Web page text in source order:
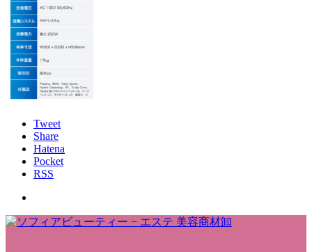
Tweet
Share
Hatena
Pocket
RSS